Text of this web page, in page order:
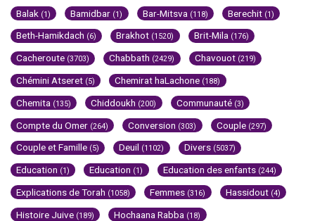
Balak (1) Bamidbar (1) Bar-Mitsva (118) Berechit (1)
Beth-Hamikdach (6) Brakhot (1520) Brit-Mila (176)
Cacheroute (3703) Chabbath (2429) Chavouot (219)
Chémini Atseret (5) Chemirat haLachone (188)
Chemita (135) Chiddoukh (200) Communauté (3)
Compte du Omer (264) Conversion (303) Couple (297)
Couple et Famille (5) Deuil (1102) Divers (5037)
Education (1) Education (1) Education des enfants (244)
Explications de Torah (1058) Femmes (316) Hassidout (4)
Histoire Juive (189) Hochaana Rabba (18)